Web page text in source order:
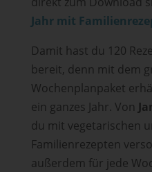
Jahr mit
Damit hast du 120
bereit, denn mit dem
Wochenplanpaket
ein ganzes Jahr. Von
du mit vegetarischen
Familienrezepten
außerdem für jede